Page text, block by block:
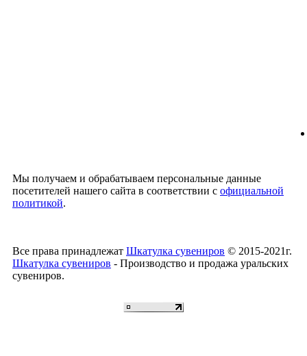
Мы получаем и обрабатываем персональные данные
посетителей нашего сайта в соответствии с официальной
политикой.
Все права принадлежат Шкатулка сувениров © 2015-2021г.
Шкатулка сувениров - Производство и продажа уральских
сувениров.